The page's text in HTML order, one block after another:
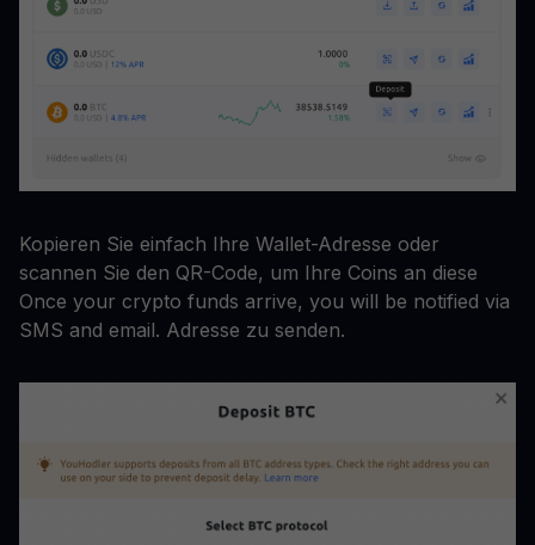
Kopieren Sie einfach Ihre Wallet-Adresse oder
scannen Sie den QR-Code, um Ihre Coins an diese
Once your crypto funds arrive, you will be notified via
SMS and email. Adresse zu senden.